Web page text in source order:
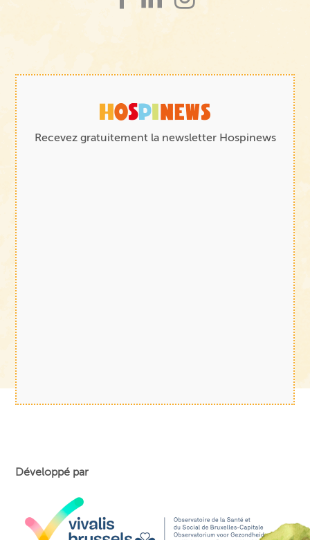
Recevez gratuitement la newsletter Hospinews
Développé par